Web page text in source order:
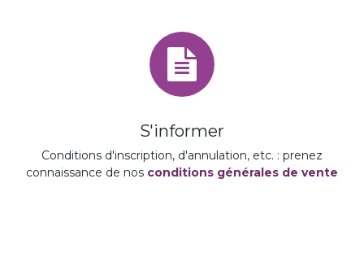
S'informer
Conditions d'inscription, d'annulation, etc. : prenez
connaissance de nos conditions générales de vente